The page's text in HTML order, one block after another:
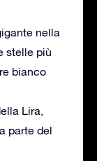
nella
stelle più
bianco
Lira,
parte del